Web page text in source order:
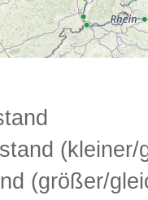
(kleiner/
(größer/